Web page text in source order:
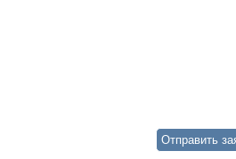
Отправить